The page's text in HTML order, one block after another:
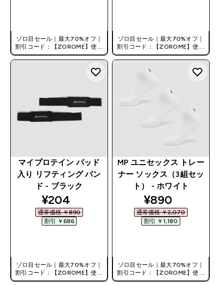
ゾロ目セール｜最大70%オフ｜
割引コード：【ZOROME】使用
で追加10%オフ！
ゾロ目セール｜最大70%オフ｜
割引コード：【ZOROME】使用
で追加10%オフ！
マイプロテイン パッド
入り リフティング バン
ド - ブラック
discounted price
¥204‎
通常価格 ￥890‎
割引 ￥686‎
ゾロ目セール｜最大70%オフ｜
割引コード：【ZOROME】使用
で追加10%オフ！
MP ユニセックス トレー
ナー ソックス（3組セッ
ト） - ホワイト
discounted
¥890‎
通常価格 ￥2,070‎
割引 ￥1,180‎
ゾロ目セール｜最大70%オフ｜
割引コード：【ZOROME】使用
で追加10%オフ！